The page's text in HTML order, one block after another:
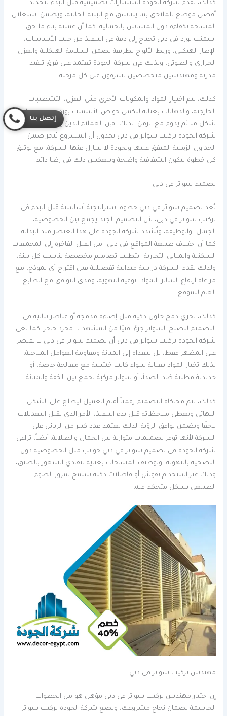
كذلك، تقدم شركة الجودة استشارات تصميمية قبل البدء لتحديد
أفضل موضع للملاحق بما يتناسق مع البنية الحالية، ويضمن استغلال
المساحة بكفاءة دون المساس بالجمالية. كما أن عملية بناء ملاحق
اسمنت بورد في دبي تحتاج إلى دقة في التنفيذ من حيث الأساسات،
الإطار الهيكلي، وربط الألواح بطريقة تضمن السلامة الهيكلية والعزل
الحراري والصوتي، ولذلك فإن شركة الجودة تعتمد على فرق تنفيذ
مدربة ومهندسين متخصصين يشرفون على كل مرحلة.
كذلك، يتم اختيار المواد والمكونات الأخرى مثل العزل، التشطيبات
الخارجية، والدهانات بعناية لتكمل خواص الأسمنت بورد وتحافظ على
شكل ملائم يدوم مع الزمن. لذلك، فإن العملاء الذين يتعاونون مع
شركة الجودة تركيب سواتر في دبي يجدون أن المشروع يُنجز ضمن
الجداول الزمنية المتفق عليها وبجودة لا تتنازل عنها الشركة، مع توثيق
كل خطوة لتكون الشفافية واضحة وينعكس ذلك في رضا دائم.
تصميم سواتر في دبي
يُعد تصميم سواتر في دبي خطوة استراتيجية أساسية قبل البدء في
تركيب سواتر في دبي، لأن التصميم الجيد يجمع بين الخصوصية،
الجمال، والوظيفة، وتُشدد شركة الجودة على هذا العنصر منذ البداية.
كما أن اختلاف طبيعة المواقع في دبي—من الفلل الفاخرة إلى المجمعات
السكنية والمباني التجارية—يتطلب تصاميم مخصصة تناسب كل بيئة،
ولذلك تقدم الشركة دراسة ميدانية تفصيلية قبل اقتراح أي نموذج، مع
مراعاة ارتفاع الساتر، المواد، نوعية التهوية، ومدى التوافق مع الطابع
العام للموقع.
كذلك، يجري دمج حلول ذكية مثل إضاءة مدمجة أو عناصر نباتية في
التصميم لتصبح السواتر جزءًا فنيًا من المشهد لا مجرد حاجز. كما تعي
شركة الجودة تركيب سواتر في دبي أن تصميم سواتر في دبي لا يقتصر
على المظهر فقط، بل يتعداه إلى المتانة ومقاومة العوامل المناخية،
لذلك تختار المواد بعناية سواء كانت خشبية مع معالجة خاصة، أو
حديدية مطلية ضد الصدأ، أو سواتر مركبة تجمع بين الخفة والمتانة.
كذلك، يتم محاكاة التصميم رقمياً أمام العميل ليطلع على الشكل
النهائي ويعطي ملاحظاته قبل بدء التنفيذ، الأمر الذي يقلل التعديلات
لاحقًا ويضمن توافق الرؤية. لذلك يعتمد عدد كبير من الزبائن على
الشركة لأنها توفر تصميمات متوازنة بين الجمال والصلابة. أيضاً، تراعي
شركة الجودة في تصميم سواتر في دبي جوانب مثل الخصوصية دون
التضحية بالتهوية، وتوظيف المساحات بعناية لتفادي الشعور بالضيق،
وذلك عبر استخدام نقوش أو فاصلات ذكية تسمح بمرور الضوء
الطبيعي بشكل متحكم فيه.
مهندس تركيب سواتر في دبي
إن اختيار مهندس تركيب سواتر في دبي مؤهل هو من الخطوات
الحاسمة لضمان نجاح مشروعك، وتضع شركة الجودة تركيب سواتر
إتصل بنا